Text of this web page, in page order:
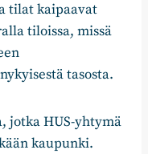
tilat kaipaavat
tiloissa, missä
tasosta.
jotka HUS-yhtymä
kaupunki.